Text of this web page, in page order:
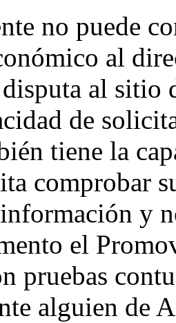
no puede
al
al sitio
de
tiene la
comprobar
y
el
pruebas
alguien de